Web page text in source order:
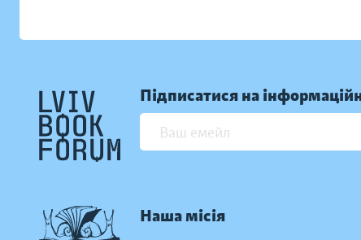
Підписатися на
Наша місія